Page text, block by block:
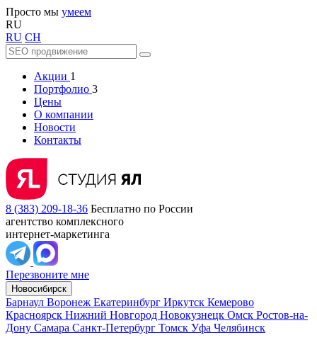
Просто мы умеем
RU
RU CH
Акции 1
Портфолио 3
Цены
О компании
Новости
Контакты
8 (383) 209-18-36 Бесплатно по России
агентство комплексного
интернет-маркетинга
Перезвоните мне
Новосибирск
Барнаул Воронеж Екатеринбург Иркутск Кемерово
Красноярск Нижний Новгород Новокузнецк Омск Ростов-на-
Дону Самара Санкт-Петербург Томск Уфа Челябинск